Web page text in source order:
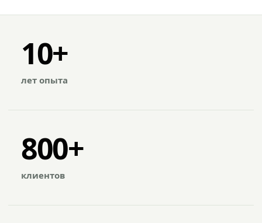
10+
лет опыта
800+
клиентов